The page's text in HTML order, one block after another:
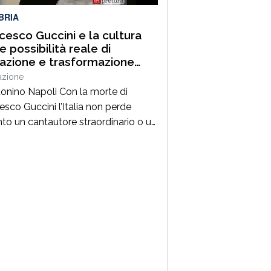
Guccini e la cultura
possibilità reale di
e trasformazione
Napoli Con la morte di
Guccini l’Italia non perde
un cantautore straordinario o un